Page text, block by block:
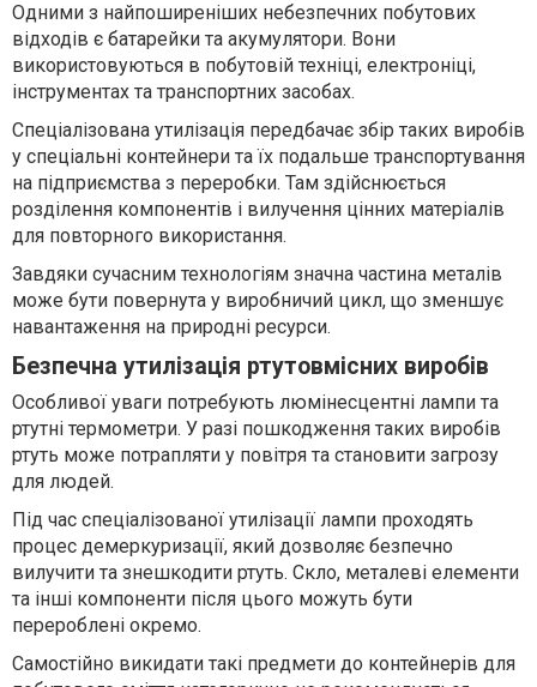
Одними з найпоширеніших небезпечних побутових
відходів є батарейки та акумулятори. Вони
використовуються в побутовій техніці, електроніці,
інструментах та транспортних засобах.
Спеціалізована утилізація передбачає збір таких виробів
у спеціальні контейнери та їх подальше транспортування
на підприємства з переробки. Там здійснюється
розділення компонентів і вилучення цінних матеріалів
для повторного використання.
Завдяки сучасним технологіям значна частина металів
може бути повернута у виробничий цикл, що зменшує
навантаження на природні ресурси.
Безпечна утилізація ртутовмісних виробів
Особливої уваги потребують люмінесцентні лампи та
ртутні термометри. У разі пошкодження таких виробів
ртуть може потрапляти у повітря та становити загрозу
для людей.
Під час спеціалізованої утилізації лампи проходять
процес демеркуризації, який дозволяє безпечно
вилучити та знешкодити ртуть. Скло, металеві елементи
та інші компоненти після цього можуть бути
перероблені окремо.
Самостійно викидати такі предмети до контейнерів для